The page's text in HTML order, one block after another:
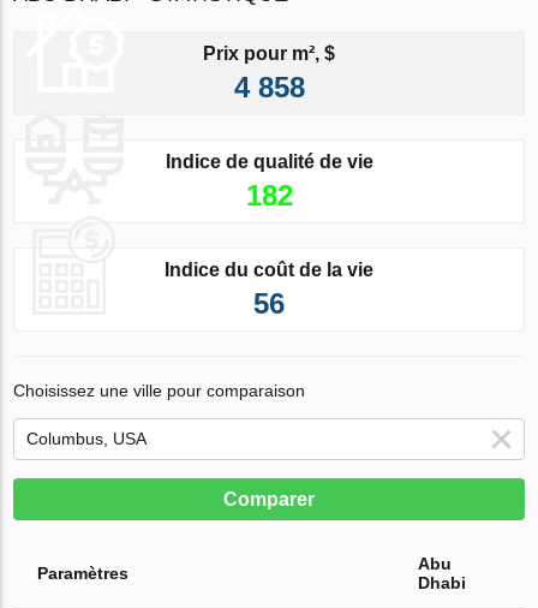
Prix pour m², $
4 858
Indice de qualité de vie
182
Indice du coût de la vie
56
Choisissez une ville pour comparaison
Comparer
Paramètres
Abu
Dhabi